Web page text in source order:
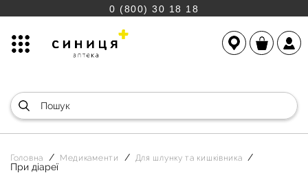
0 (800) 30 18 18
Головна Медикаменти Для шлунку та кишківника
При діареї